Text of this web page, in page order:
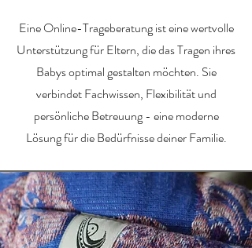
Eine Online-Trageberatung ist eine wertvolle
Unterstützung für Eltern, die das Tragen ihres
Babys optimal gestalten möchten. Sie
verbindet Fachwissen, Flexibilität und
persönliche Betreuung - eine moderne
Lösung für die Bedürfnisse deiner Familie.